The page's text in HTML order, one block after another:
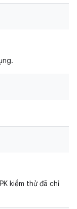
kiểm thử đã chỉ